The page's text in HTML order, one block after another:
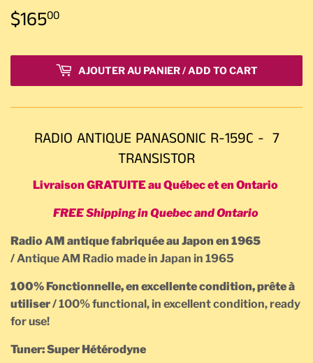
$16500
AJOUTER AU PANIER / ADD TO CART
RADIO ANTIQUE PANASONIC R-159C - 7
TRANSISTOR
Livraison GRATUITE au Québec et en Ontario
FREE Shipping in Quebec and Ontario
Radio AM antique fabriquée au Japon en 1965
/Antique AM Radio made in Japan in 1965
100% Fonctionnelle, en excellente condition, prête à
utiliser /100% functional, in excellent condition, ready
for use!
Tuner: Super Hétérodyne